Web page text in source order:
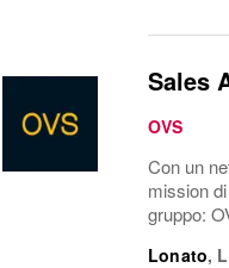
Sales
OVS
Con un
mission
gruppo:
Lonato,